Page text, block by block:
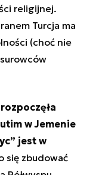
religijnej.
Turcja ma
(choć nie
w Jemenie
jest w
się zbudować